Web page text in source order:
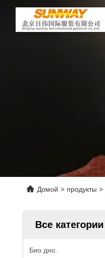
Домой > продукты >
Все категории
Био дно.